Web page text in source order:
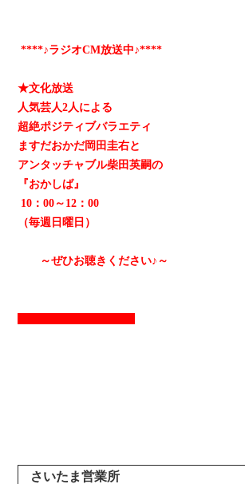
****♪ラジオCM放送中♪****
★文化放送
人気芸人2人による
超絶ポジティブバラエティ
ますだおかだ岡田圭右と
アンタッチャブル柴田英嗣の
『おかしば』
10：00～12：00
（毎週日曜日）
～ぜひお聴きください♪～
さいたま営業所